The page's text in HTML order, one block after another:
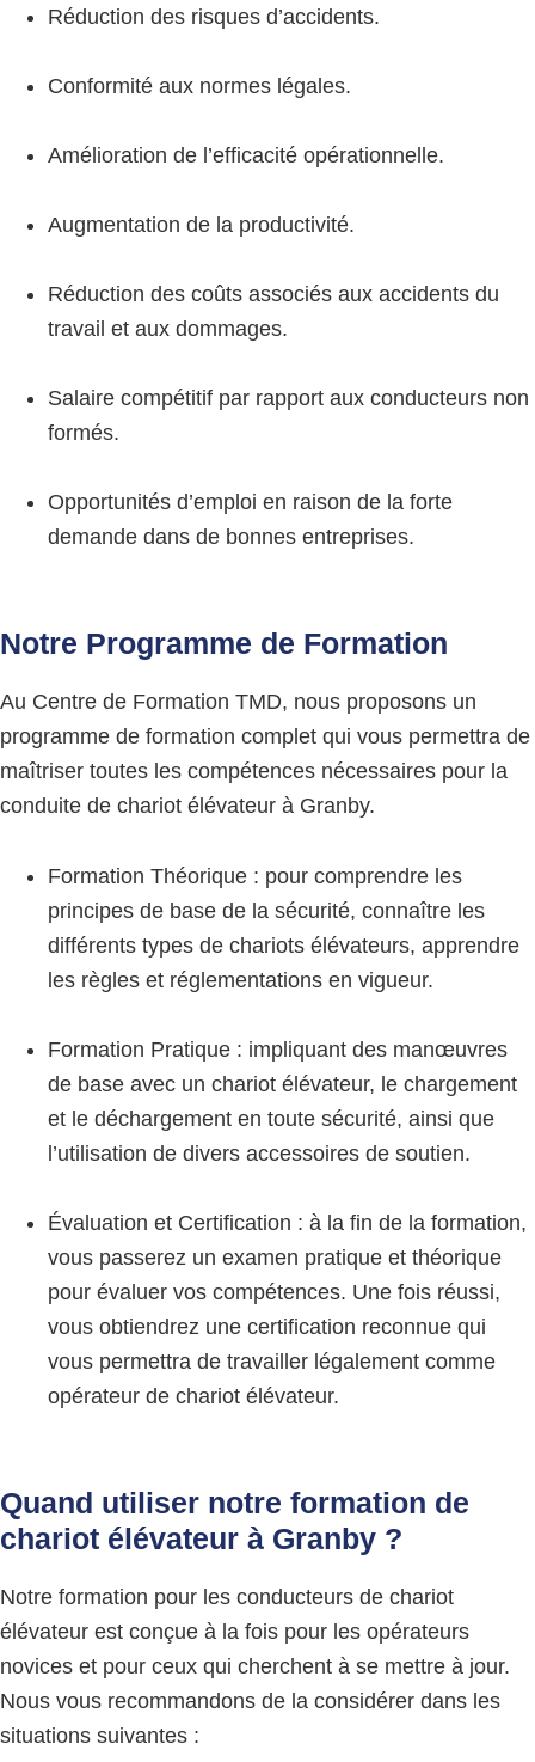
Réduction des risques d’accidents.
Conformité aux normes légales.
Amélioration de l’efficacité opérationnelle.
Augmentation de la productivité.
Réduction des coûts associés aux accidents du
travail et aux dommages.
Salaire compétitif par rapport aux conducteurs non
formés.
Opportunités d’emploi en raison de la forte
demande dans de bonnes entreprises.
Notre Programme de Formation
Au Centre de Formation TMD, nous proposons un
programme de formation complet qui vous permettra de
maîtriser toutes les compétences nécessaires pour la
conduite de chariot élévateur à Granby.
Formation Théorique : pour comprendre les
principes de base de la sécurité, connaître les
différents types de chariots élévateurs, apprendre
les règles et réglementations en vigueur.
Formation Pratique : impliquant des manœuvres
de base avec un chariot élévateur, le chargement
et le déchargement en toute sécurité, ainsi que
l’utilisation de divers accessoires de soutien.
Évaluation et Certification : à la fin de la formation,
vous passerez un examen pratique et théorique
pour évaluer vos compétences. Une fois réussi,
vous obtiendrez une certification reconnue qui
vous permettra de travailler légalement comme
opérateur de chariot élévateur.
Quand utiliser notre formation de
chariot élévateur à Granby ?
Notre formation pour les conducteurs de chariot
élévateur est conçue à la fois pour les opérateurs
novices et pour ceux qui cherchent à se mettre à jour.
Nous vous recommandons de la considérer dans les
situations suivantes :